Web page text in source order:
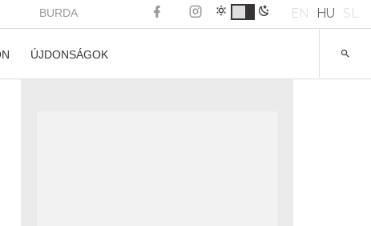
BURDA EN HU SL
ÚJDONSÁGOK